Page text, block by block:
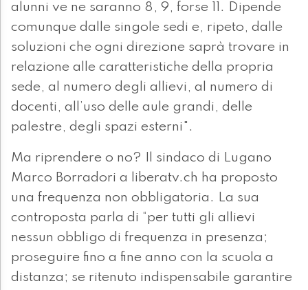
alunni ve ne saranno 8, 9, forse 11. Dipende
comunque dalle singole sedi e, ripeto, dalle
soluzioni che ogni direzione saprà trovare in
relazione alle caratteristiche della propria
sede, al numero degli allievi, al numero di
docenti, all’uso delle aule grandi, delle
palestre, degli spazi esterni".
Ma riprendere o no? Il sindaco di Lugano
Marco Borradori a liberatv.ch ha proposto
una frequenza non obbligatoria. La sua
controposta parla di “per tutti gli allievi
nessun obbligo di frequenza in presenza;
proseguire fino a fine anno con la scuola a
distanza; se ritenuto indispensabile garantire